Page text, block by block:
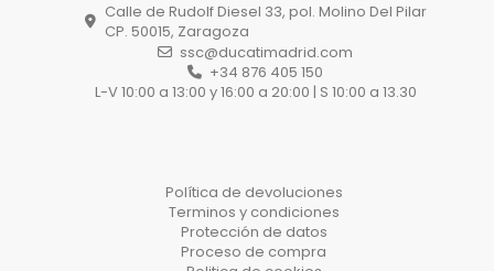
Calle de Rudolf Diesel 33, pol. Molino Del Pilar
CP. 50015, Zaragoza
ssc@ducatimadrid.com
+34 876 405 150
L-V 10:00 a 13:00 y 16:00 a 20:00 | S 10:00 a 13.30
Política de devoluciones
Terminos y condiciones
Protección de datos
Proceso de compra